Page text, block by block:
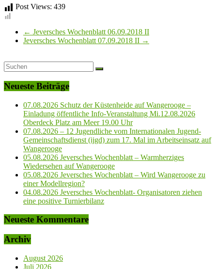
Post Views: 439
← Jeversches Wochenblatt 06.09.2018 II
Jeversches Wochenblatt 07.09.2018 II →
Neueste Beiträge
07.08.2026 Schutz der Küstenheide auf Wangerooge –
Einladung öffentliche Info-Veranstaltung Mi.12.08.2026
Oberdeck Platz am Meer 19.00 Uhr
07.08.2026 – 12 Jugendliche vom Internationalen Jugend-
Gemeinschaftsdienst (ijgd) zum 17. Mal im Arbeitseinsatz auf
Wangerooge
05.08.2026 Jeversches Wochenblatt – Warmherziges
Wiedersehen auf Wangerooge
05.08.2026 Jeversches Wochenblatt – Wird Wangerooge zu
einer Modellregion?
04.08.2026 Jeversches Wochenblatt- Organisatoren ziehen
eine positive Turnierbilanz
Neueste Kommentare
Archiv
August 2026
Juli 2026